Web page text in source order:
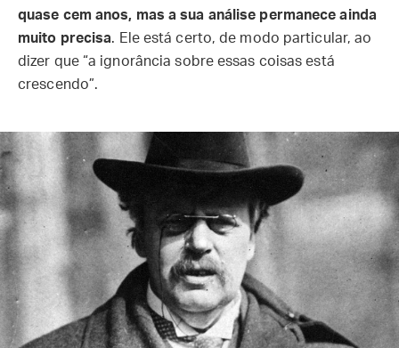
quase cem anos, mas a sua análise permanece ainda
muito precisa. Ele está certo, de modo particular, ao
dizer que “a ignorância sobre essas coisas está
crescendo”.